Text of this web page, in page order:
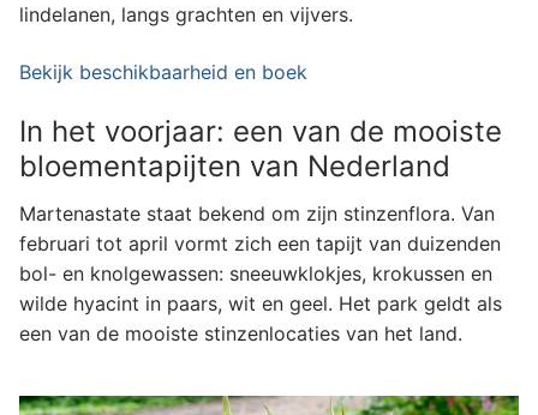
lindelanen, langs grachten en vijvers.
Bekijk beschikbaarheid en boek
In het voorjaar: een van de mooiste
bloementapijten van Nederland
Martenastate staat bekend om zijn stinzenflora. Van
februari tot april vormt zich een tapijt van duizenden
bol- en knolgewassen: sneeuwklokjes, krokussen en
wilde hyacint in paars, wit en geel. Het park geldt als
een van de mooiste stinzenlocaties van het land.